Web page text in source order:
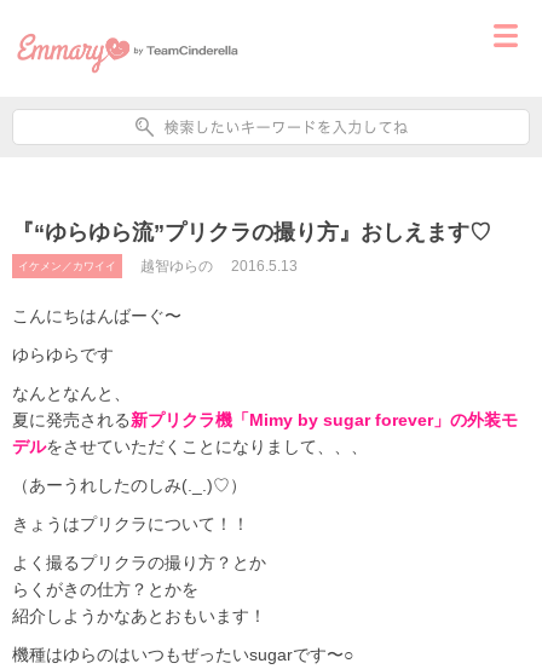
『“ゆらゆら流”プリクラの撮り方』おしえます♡
イケメン／カワイイ 越智ゆらの 2016.5.13
こんにちはんばーぐ〜
ゆらゆらです
なんとなんと、
夏に発売される新プリクラ機「Mimy by sugar forever」の外装モ
デルをさせていただくことになりまして、、、
（あーうれしたのしみ(._.)♡）
きょうはプリクラについて！！
よく撮るプリクラの撮り方？とか
らくがきの仕方？とかを
紹介しようかなあとおもいます！
機種はゆらのはいつもぜったいsugarです〜○